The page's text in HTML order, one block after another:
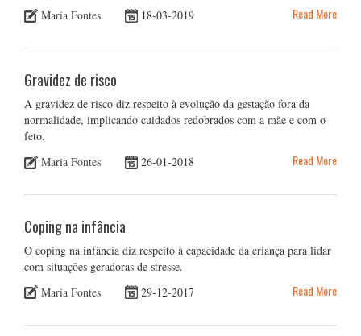
Maria Fontes
18-03-2019 Read More
Gravidez de risco
A gravidez de risco diz respeito à evolução da gestação fora da
normalidade, implicando cuidados redobrados com a mãe e com o
feto.
Maria Fontes
26-01-2018 Read More
Coping na infância
O coping na infância diz respeito à capacidade da criança para lidar
com situações geradoras de stresse.
Maria Fontes
29-12-2017 Read More